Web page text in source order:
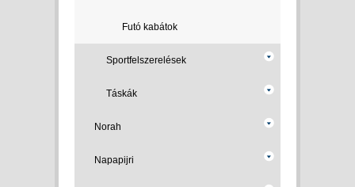
Futó kabátok
Sportfelszerelések
Táskák
Norah
Napapijri